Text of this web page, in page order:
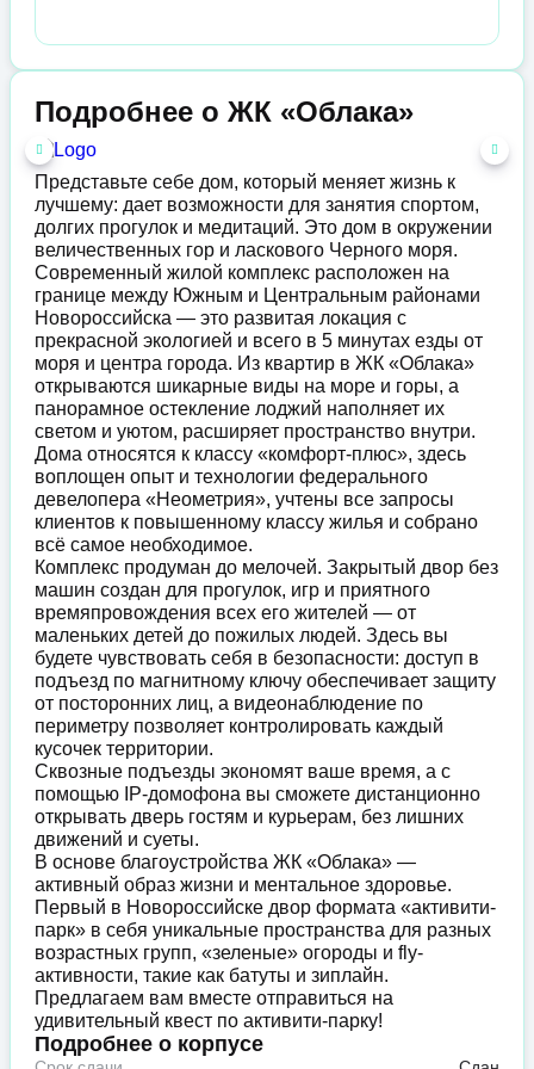
Подробнее о ЖК «Облака»
Представьте себе дом, который меняет жизнь к
лучшему: дает возможности для занятия спортом,
долгих прогулок и медитаций. Это дом в окружении
величественных гор и ласкового Черного моря.
Современный жилой комплекс расположен на
границе между Южным и Центральным районами
Новороссийска — это развитая локация с
прекрасной экологией и всего в 5 минутах езды от
моря и центра города. Из квартир в ЖК «Облака»
открываются шикарные виды на море и горы, а
панорамное остекление лоджий наполняет их
светом и уютом, расширяет пространство внутри.
Дома относятся к классу «комфорт-плюс», здесь
воплощен опыт и технологии федерального
девелопера «Неометрия», учтены все запросы
клиентов к повышенному классу жилья и собрано
всё самое необходимое.
Комплекс продуман до мелочей. Закрытый двор без
машин создан для прогулок, игр и приятного
времяпровождения всех его жителей — от
маленьких детей до пожилых людей. Здесь вы
будете чувствовать себя в безопасности: доступ в
подъезд по магнитному ключу обеспечивает защиту
от посторонних лиц, а видеонаблюдение по
периметру позволяет контролировать каждый
кусочек территории.
Сквозные подъезды экономят ваше время, а с
помощью IP-домофона вы сможете дистанционно
открывать дверь гостям и курьерам, без лишних
движений и суеты.
В основе благоустройства ЖК «Облака» —
активный образ жизни и ментальное здоровье.
Первый в Новороссийске двор формата «активити-
парк» в себя уникальные пространства для разных
возрастных групп, «зеленые» огороды и fly-
активности, такие как батуты и зиплайн.
Предлагаем вам вместе отправиться на
удивительный квест по активити-парку!
Подробнее о корпусе